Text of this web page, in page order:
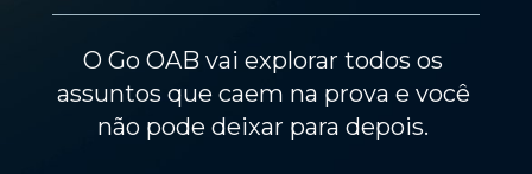
O Go OAB vai explorar todos os
assuntos que caem na prova e você
não pode deixar para depois.